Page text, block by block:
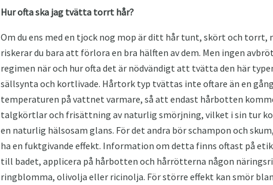
Hur ofta ska jag tvätta torrt hår?
Om du ens med en tjock nog mop är ditt hår tunt, skört och torrt,
riskerar du bara att förlora en bra hälften av dem. Men ingen
regimen när och hur ofta det är nödvändigt att tvätta den här
sällsynta och kortlivade. Hårtork typ tvättas inte oftare än en
temperaturen på vattnet varmare, så att endast hårbotten
talgkörtlar och frisättning av naturlig smörjning, vilket i sin tur
en naturlig hälsosam glans. För det andra bör schampon och
ha en fuktgivande effekt. Information om detta finns oftast på
till badet, applicera på hårbotten och hårrötterna någon
ringblomma, olivolja eller ricinolja. För större effekt kan smör